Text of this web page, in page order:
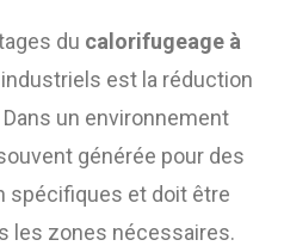
du calorifugeage à
est la réduction
un environnement
générée pour des
spécifiques et doit être
les zones nécessaires.